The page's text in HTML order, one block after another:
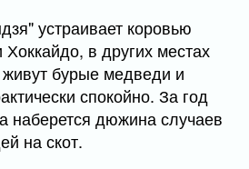
устраивает коровью
в других местах
живут бурые медведи и
спокойно. За год
наберется дюжина случаев
на скот.